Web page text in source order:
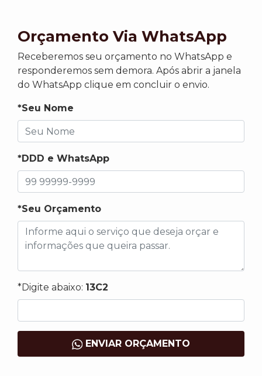
Orçamento Via WhatsApp
Receberemos seu orçamento no WhatsApp e
responderemos sem demora. Após abrir a janela
do WhatsApp clique em concluir o envio.
*Seu Nome
*DDD e WhatsApp
*Seu Orçamento
*Digite abaixo: 13C2
ENVIAR ORÇAMENTO